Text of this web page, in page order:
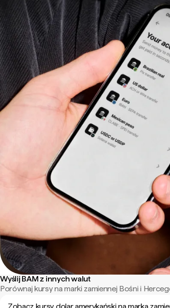
Wyślij BAM z innych walut
Porównaj kursy na marki zamiennej Bośni i